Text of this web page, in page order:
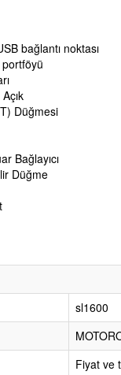
bağlantı noktası
portföyü
Düğmesi
Bağlayıcı
Düğme
sl1600
Fiyat ve